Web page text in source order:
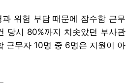
위험 부담 때문에 잠수함 근무
당시 80%까지 치솟았던 부사관
근무자 10명 중 6명은 지원이 아